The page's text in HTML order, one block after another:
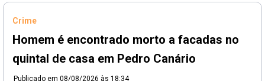
Crime
Homem é encontrado morto a facadas no
quintal de casa em Pedro Canário
Publicado em 08/08/2026 às 18:34